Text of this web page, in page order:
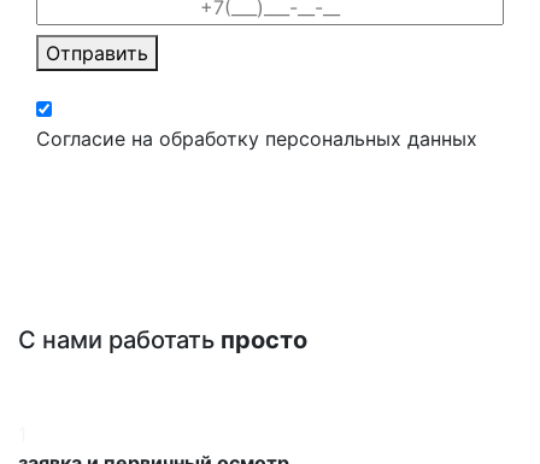
Отправить
Согласие на обработку персональных данных
С нами работать просто